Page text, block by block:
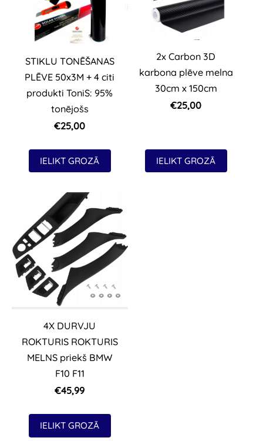
STIKLU TONĒŠANAS
PLĒVE 50x3M + 4 citi
produkti ToniS: 95%
tonējošs
€25,00
IELIKT GROZĀ
2x Carbon 3D
karbona plēve melna
30cm x 150cm
€25,00
IELIKT GROZĀ
4X DURVJU
ROKTURIS ROKTURIS
MELNS priekš BMW
F10 F11
€45,99
IELIKT GROZĀ